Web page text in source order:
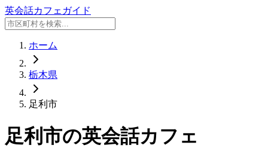
英会話カフェガイド
ホーム
栃木県
足利市
足利市の英会話カフェ